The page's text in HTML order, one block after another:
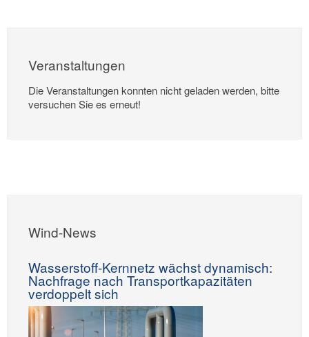
Veranstaltungen
Die Veranstaltungen konnten nicht geladen werden, bitte
versuchen Sie es erneut!
Wind-News
Wasserstoff-Kernnetz wächst dynamisch:
Nachfrage nach Transportkapazitäten
verdoppelt sich